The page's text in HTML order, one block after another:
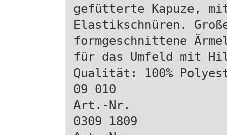
gefütterte Kapuze,
Elastikschnüren.
formgeschnittene
für das Umfeld mit
Qualität: 100%
09 010
Art.-Nr.
0309 1809